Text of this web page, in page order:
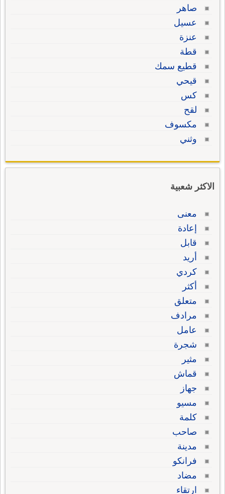
صاهر
عسيل
عنزة
قطة
قطيع سمك
قيحي
كس
لقح
مكسوف
وثني
الاكثر شعبية
معنى
إعادة
قابل
أريد
كردي
أكثر
متعلق
مرادف
عامل
شجرة
مثير
قماش
جهاز
مسيو
كلمة
صاحب
مدينة
فرانكو
مضاد
ارتقاء